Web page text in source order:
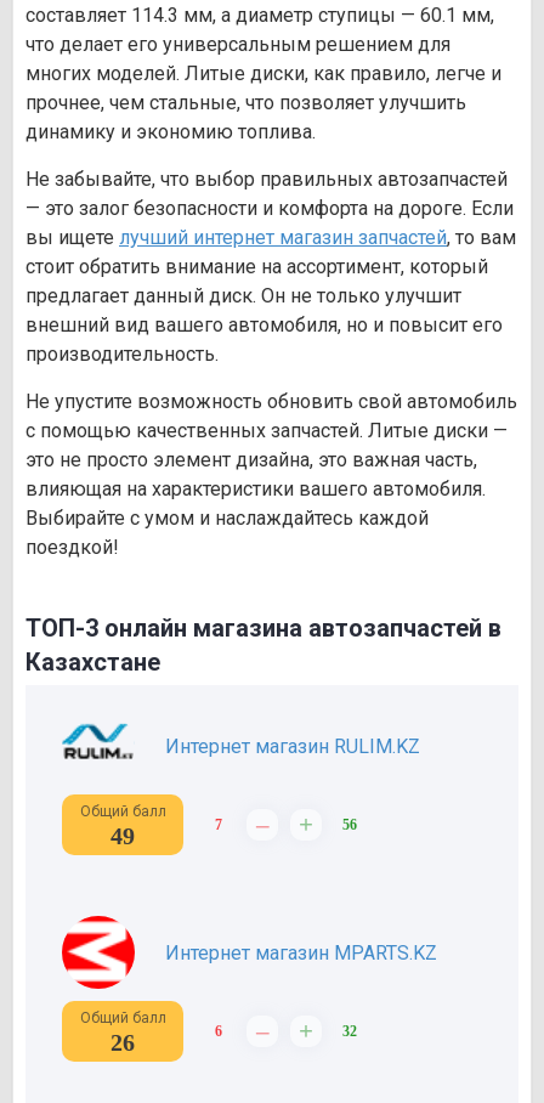
составляет 114.3 мм, а диаметр ступицы — 60.1 мм,
что делает его универсальным решением для
многих моделей. Литые диски, как правило, легче и
прочнее, чем стальные, что позволяет улучшить
динамику и экономию топлива.
Не забывайте, что выбор правильных автозапчастей
— это залог безопасности и комфорта на дороге. Если
вы ищете лучший интернет магазин запчастей, то вам
стоит обратить внимание на ассортимент, который
предлагает данный диск. Он не только улучшит
внешний вид вашего автомобиля, но и повысит его
производительность.
Не упустите возможность обновить свой автомобиль
с помощью качественных запчастей. Литые диски —
это не просто элемент дизайна, это важная часть,
влияющая на характеристики вашего автомобиля.
Выбирайте с умом и наслаждайтесь каждой
поездкой!
ТОП-3 онлайн магазина автозапчастей в
Казахстане
Интернет магазин RULIM.KZ
Общий балл
49 7 – + 56
Интернет магазин MPARTS.KZ
Общий балл
26 6 – + 32